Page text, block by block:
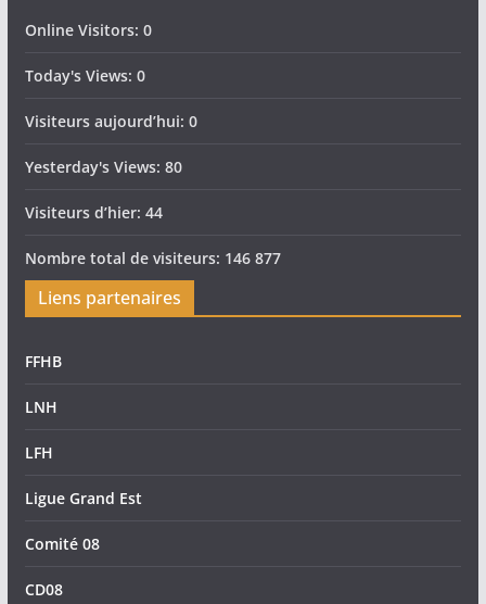
Online Visitors: 0
Today's Views: 0
Visiteurs aujourd’hui: 0
Yesterday's Views: 80
Visiteurs d’hier: 44
Nombre total de visiteurs: 146 877
Liens partenaires
FFHB
LNH
LFH
Ligue Grand Est
Comité 08
CD08